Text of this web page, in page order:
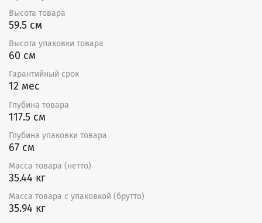
регулятором температуры ТС.
Минимальный расход воздуха соответствует
минимальной скорости потока 1,5 м/с. Канальный
воздухонагреватель обеспечивает максимальную
температуру воздуха на выходе +50 °С.
Возможность установки в любом положении.
из высококачественной нержавеющей стали.
Корпус нагревателей изготовлен
из оцинкованной листовой стали.
Гарантия — 12 месяцев
Высота товара
59.5 см
Высота упаковки товара
60 см
Гарантийный срок
12 мес
Глубина товара
117.5 см
Глубина упаковки товара
67 см
Масса товара (нетто)
35.44 кг
Масса товара с упаковкой (брутто)
35.94 кг